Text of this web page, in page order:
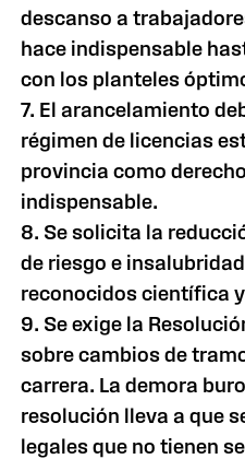
descanso a
hace indispensable
con los planteles
7. El arancelamiento
régimen de licencias
provincia como
indispensable.
8. Se solicita la
de riesgo e
reconocidos científica
9. Se exige la
sobre cambios de
carrera. La demora
resolución lleva a que
legales que no tienen